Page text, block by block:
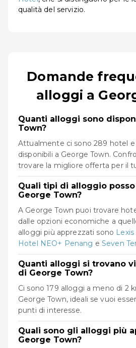
qualità del servizio.
Domande
alloggi a
Quanti alloggi sono
Town?
Attualmente ci sono 289 hotel
disponibili a George Town.
trovare la migliore offerta per il
Quali tipi di alloggio
George Town?
A George Town puoi trovare
dalle opzioni economiche a
alloggi più apprezzati sono
Hotel NEO+ Penang eSeven
Quanti alloggi si trovano
di George Town?
Ci sono 179 alloggi a meno di 2
George Town, ideali se vuoi
punti di interesse.
Quali sono gli alloggi più
George Town?